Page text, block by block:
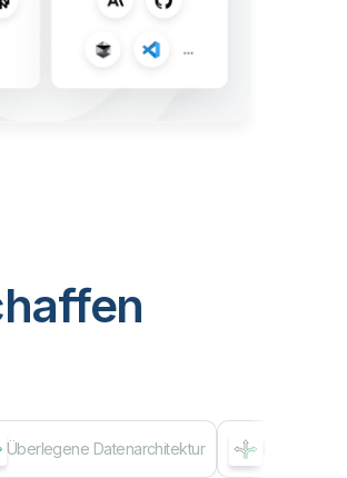
Überlegene Datenarchitektur